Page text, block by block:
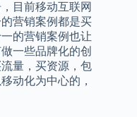
目前移动互联网
营销案例都是买
的营销案例也让
一些品牌化的创
量，买资源，包
动化为中心的，